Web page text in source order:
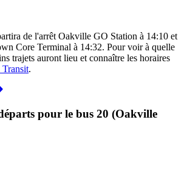
de l'arrêt Oakville GO Station à 14:10 et
Core Terminal à 14:32. Pour voir à quelle
trajets auront lieu et connaître les horaires
.
pour le bus 20 (Oakville